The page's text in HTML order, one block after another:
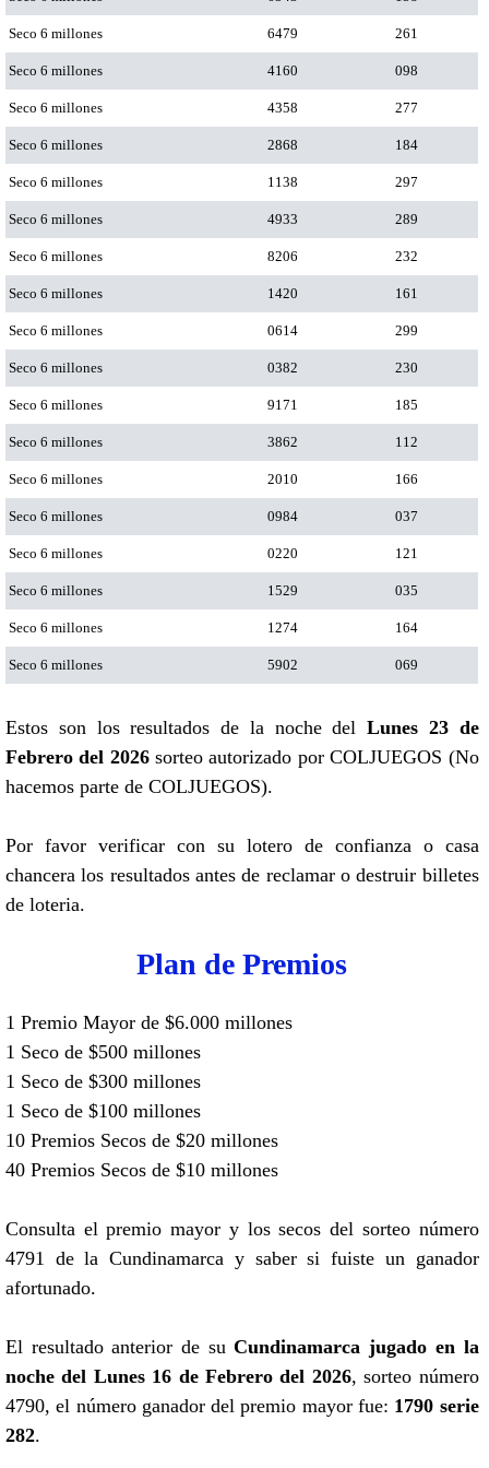
Seco 6 millones 6479 261
Seco 6 millones 4160 098
Seco 6 millones 4358 277
Seco 6 millones 2868 184
Seco 6 millones 1138 297
Seco 6 millones 4933 289
Seco 6 millones 8206 232
Seco 6 millones 1420 161
Seco 6 millones 0614 299
Seco 6 millones 0382 230
Seco 6 millones 9171 185
Seco 6 millones 3862 112
Seco 6 millones 2010 166
Seco 6 millones 0984 037
Seco 6 millones 0220 121
Seco 6 millones 1529 035
Seco 6 millones 1274 164
Seco 6 millones 5902 069
Estos son los resultados de la noche delLunes 23 de
Febrero del 2026sorteo autorizado por COLJUEGOS (No
hacemos parte de COLJUEGOS).
Por favor verificar con su lotero de confianza o casa
chancera los resultados antes de reclamar o destruir billetes
de loteria.
Plan de Premios
1 Premio Mayor de $6.000 millones
1 Seco de $500 millones
1 Seco de $300 millones
1 Seco de $100 millones
10 Premios Secos de $20 millones
40 Premios Secos de $10 millones
Consulta el premio mayor y los secos del sorteo número
4791 de la Cundinamarca y saber si fuiste un ganador
afortunado.
El resultado anterior de suCundinamarca jugado en la
noche del Lunes 16 de Febrero del 2026, sorteo número
4790, el número ganador del premio mayor fue: 1790 serie
282.